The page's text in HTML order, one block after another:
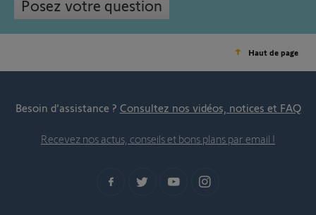
Posez votre question
Haut de page
Besoin d’assistance ? Consultez nos vidéos, notices et FAQ
Recevez nos actus, conseils et bons plans par email !